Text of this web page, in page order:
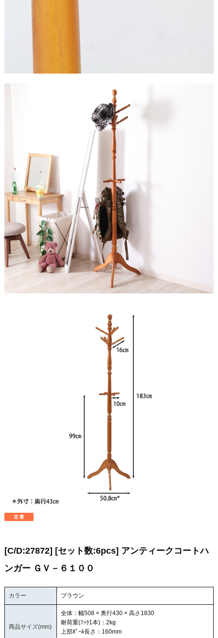
[C/D:27872] [セット数:6pcs] アンティークコートハ
ンガー ＧＶ－６１００
カラー ブラウン
商品サイズ(mm)
全体：幅508 × 奥行430 × 高さ1830
耐荷重(ﾌｯｸ1本)：2kg
上部ﾎﾟｰﾙ長さ：160mm